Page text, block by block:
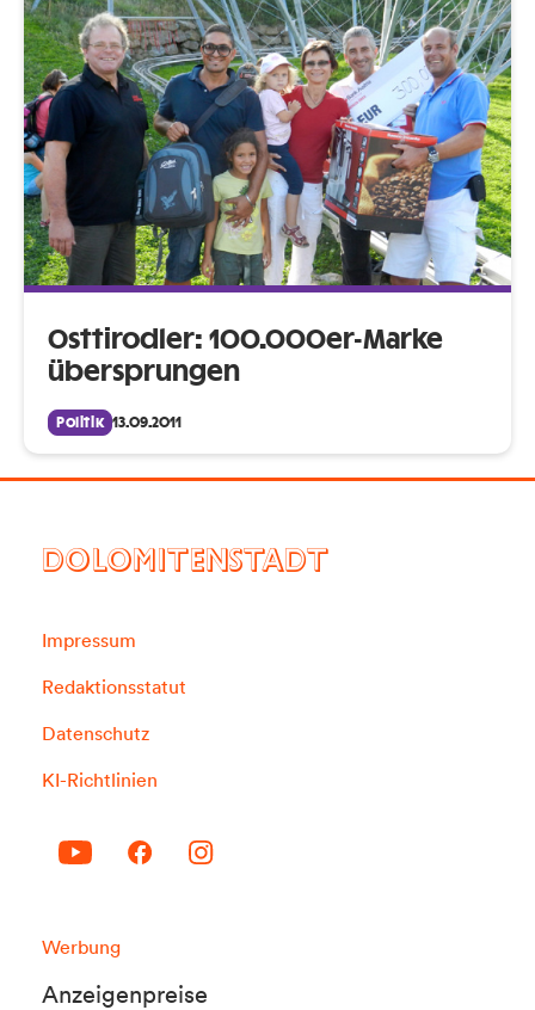
Osttirodler: 100.000er-Marke
übersprungen
Politik 13.09.2011
DOLOMITENSTADT
Impressum
Redaktionsstatut
Datenschutz
KI-Richtlinien
Werbung
Anzeigenpreise